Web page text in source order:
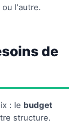
l'autre.
de
: le budget
structure.